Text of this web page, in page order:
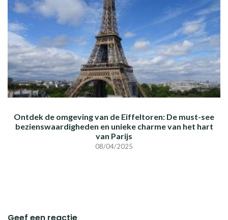
Ontdek de omgeving van de Eiffeltoren: De must-see
bezienswaardigheden en unieke charme van het hart
van Parijs
08/04/2025
Geef een reactie